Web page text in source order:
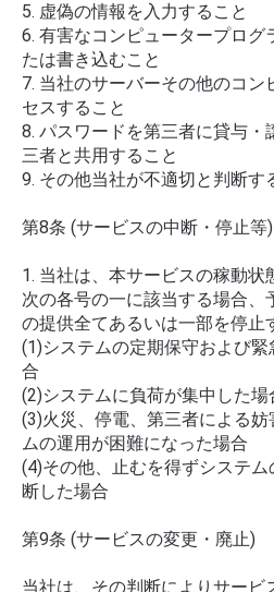
5. 虚偽の情報を入力すること
6. 有害なコンピュータープログ
たは書き込むこと
7. 当社のサーバーその他のコン
セスすること
8. パスワードを第三者に貸与・
三者と共用すること
9. その他当社が不適切と判断す
第8条 (サービスの中断・停止等)
1. 当社は、本サービスの稼動状
次の各号の一に該当する場合、
の提供全てあるいは一部を停止
(1)システムの定期保守および
合
(2)システムに負荷が集中した場
(3)火災、停電、第三者による
ムの運用が困難になった場合
(4)その他、止むを得ずシステ
断した場合
第9条 (サービスの変更・廃止)
当社は、その判断によりサービ